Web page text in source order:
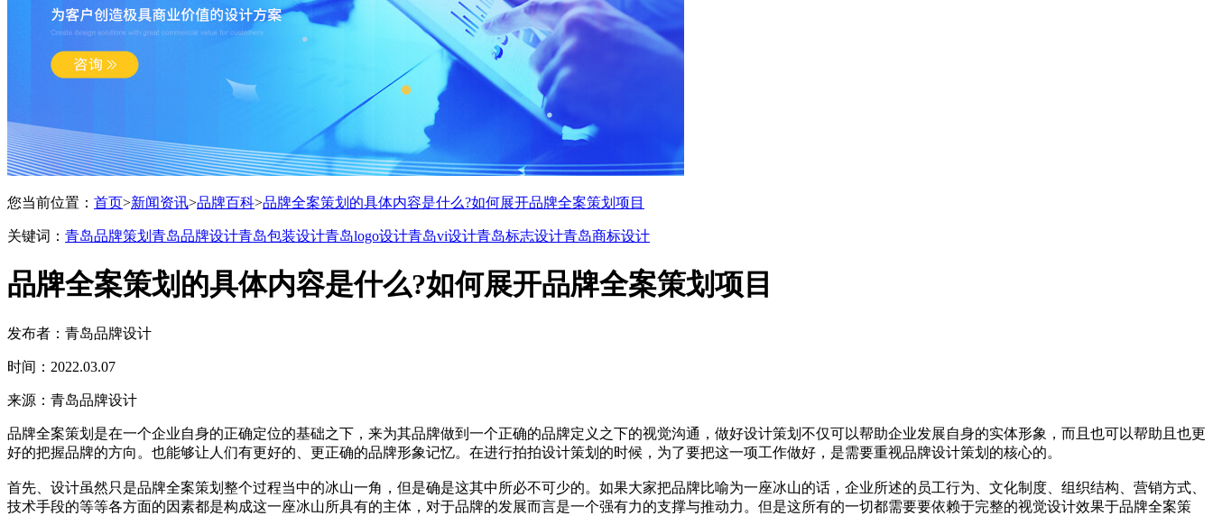
您当前位置： 首页>新闻资讯>品牌百科>品牌全案策划的具体内容是什么?如何展开品牌全案策划项目
关键词： 青岛品牌策划 青岛品牌设计青岛包装设计青岛logo设计青岛vi设计青岛标志设计青岛商标设计
品牌全案策划的具体内容是什么?如何展开品牌全案策划项目
发布者：青岛品牌设计
时间：2022.03.07
来源：青岛品牌设计
品牌全案策划是在一个企业自身的正确定位的基础之下，来为其品牌做到一个正确的品牌定义之下的视觉沟通，做好设计策划不仅可以帮助企业发展自身的实体形象，而且也可以帮助且也更
好的把握品牌的方向。也能够让人们有更好的、更正确的品牌形象记忆。在进行拍拍设计策划的时候，为了要把这一项工作做好，是需要重视品牌设计策划的核心的。
首先、设计虽然只是品牌全案策划整个过程当中的冰山一角，但是确是这其中所必不可少的。如果大家把品牌比喻为一座冰山的话，企业所述的员工行为、文化制度、组织结构、营销方式、
技术手段的等等各方面的因素都是构成这一座冰山所具有的主体，对于品牌的发展而言是一个强有力的支撑与推动力。但是这所有的一切都需要要依赖于完整的视觉设计效果于品牌全案策